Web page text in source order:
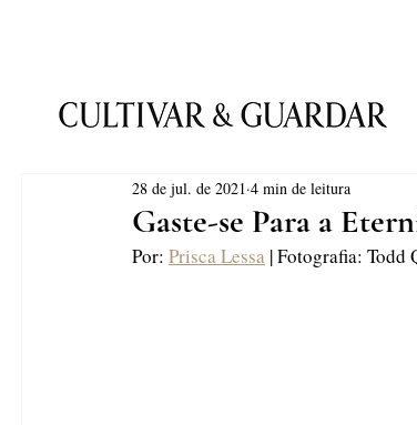
Gaste-se Para a
28 de jul. de 2021 4 min de leitura
Por: Prisca Lessa | Fotografia: Todd